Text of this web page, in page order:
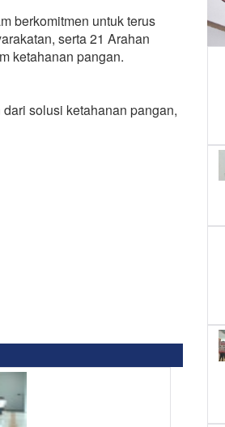
berkomitmen untuk terus
serta 21 Arahan
ketahanan pangan.
solusi ketahanan pangan,